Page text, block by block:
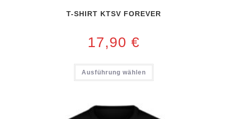
T-SHIRT KTSV FOREVER
17,90 €
Ausführung wählen